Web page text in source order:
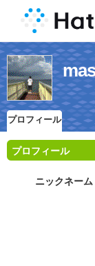
プロフィール
プロフィール
ニックネーム